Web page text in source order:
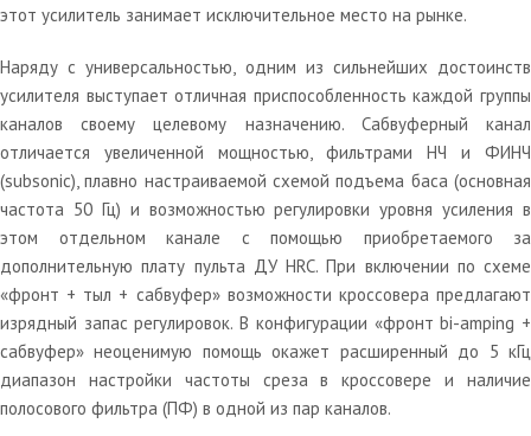
этот усилитель занимает исключительное место на рынке.
Наряду с универсальностью, одним из сильнейших достоинств
усилителя выступает отличная приспособленность каждой группы
каналов своему целевому назначению. Сабвуферный канал
отличается увеличенной мощностью, фильтрами НЧ и ФИНЧ
(subsonic), плавно настраиваемой схемой подъема баса (основная
частота 50 Гц) и возможностью регулировки уровня усиления в
этом отдельном канале с помощью приобретаемого за
дополнительную плату пульта ДУ HRC. При включении по схеме
«фронт + тыл + сабвуфер» возможности кроссовера предлагают
изрядный запас регулировок. В конфигурации «фронт bi-amping +
сабвуфер» неоценимую помощь окажет расширенный до 5 кГц
диапазон настройки частоты среза в кроссовере и наличие
полосового фильтра (ПФ) в одной из пар каналов.